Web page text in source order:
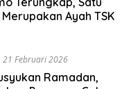
Merupakan Ayah TSK
21 Februari 2026
Ramadan,